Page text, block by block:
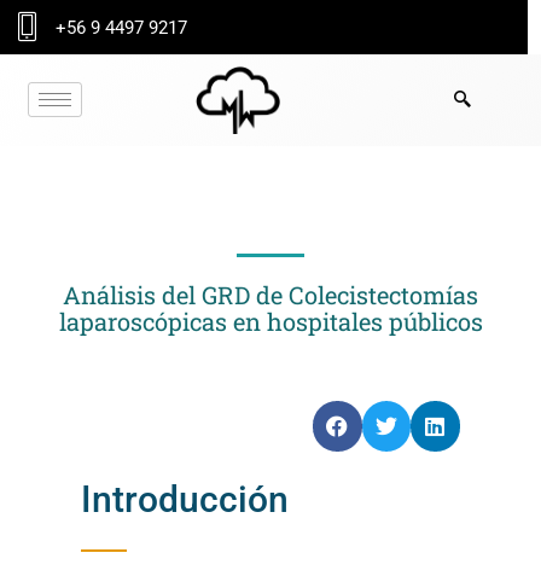
+56 9 4497 9217
Análisis del GRD de Colecistectomías
laparoscópicas en hospitales públicos
Introducción